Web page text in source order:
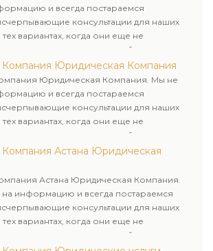
и всегда постараемся
консультации для наших
вариантах, когда они еще не
услугами нашей компании.
Юридическая Компания
Юридическая Компания. Мы не
и всегда постараемся
консультации для наших
вариантах, когда они еще не
услугами нашей компании.
Астана Юридическая
Астана Юридическая Компания.
информацию и всегда постараемся
консультации для наших
вариантах, когда они еще не
услугами нашей компании.